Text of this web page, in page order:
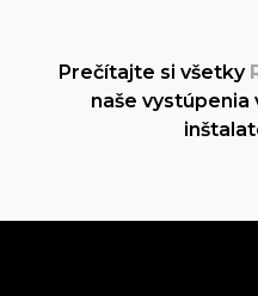
Prečítajte si všetky
naše vystúpenia